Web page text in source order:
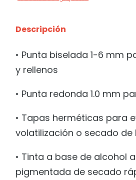
Descripción
• Punta biselada 1-6 mm
y rellenos
• Punta redonda 1.0 mm
• Tapas herméticas para
volatilización o secado de
• Tinta a base de alcohol
pigmentada de secado